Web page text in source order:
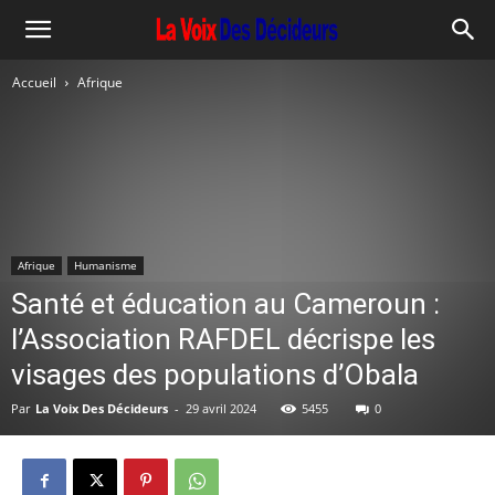
Accueil Afrique
Afrique Humanisme
Santé et éducation au Cameroun :
l’Association RAFDEL décrispe les
visages des populations d’Obala
Par La Voix Des Décideurs - 29 avril 2024 5455 0